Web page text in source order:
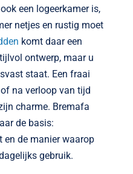
een logeerkamer is,
netjes en rustig moet
komt daar een
ontwerp, maar u
staat. Een fraai
na verloop van tijd
charme. Bremafa
de basis:
en de manier waarop
gebruik.